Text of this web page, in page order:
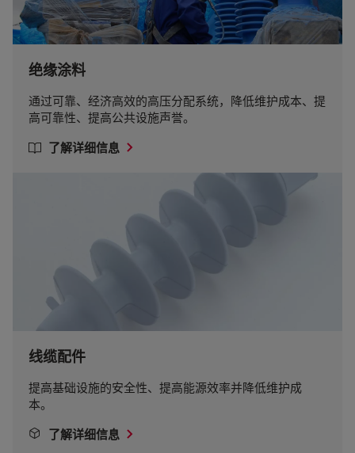
绝缘涂料
通过可靠、经济高效的高压分配系统，降低维护成本、提
高可靠性、提高公共设施声誉。
了解详细信息
线缆配件
提高基础设施的安全性、提高能源效率并降低维护成
本。
了解详细信息